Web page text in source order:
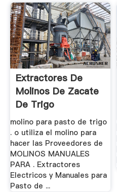
Extractores De
Molinos De Zacate
De Trigo
molino para pasto de trigo
. o utiliza el molino para
hacer las Proveedores de
MOLINOS MANUALES
PARA . Extractores
Electricos y Manuales para
Pasto de ...